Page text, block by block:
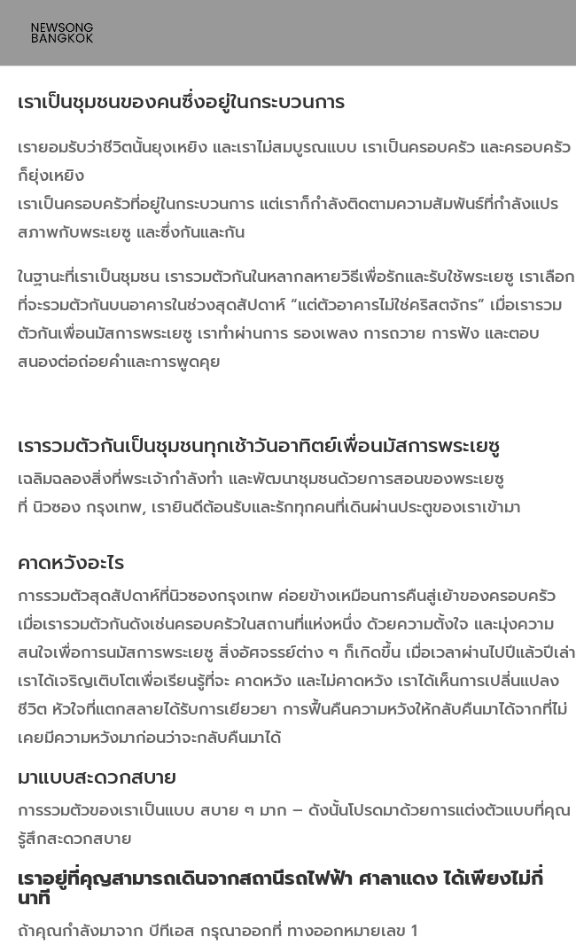
เราเป็นชุมชนของคนซึ่งอยู่ในกระบวนการ
เรายอมรับว่าชีวิตนั้นยุงเหยิง และเราไม่สมบูรณแบบ เราเป็นครอบครัว และครอบครัว
ก็ยุ่งเหยิง
เราเป็นครอบครัวที่อยู่ในกระบวนการ แต่เราก็กำลังติดตามความสัมพันธ์ที่กำลังแปร
สภาพกับพระเยซู และซึ่งกันและกัน
ในฐานะที่เราเป็นชุมชน เรารวมตัวกันในหลากลหายวิธีเพื่อรักและรับใช้พระเยซู เราเลือก
ที่จะรวมตัวกันบนอาคารในช่วงสุดสัปดาห์ “แต่ตัวอาคารไม่ใช่คริสตจักร” เมื่อเรารวม
ตัวกันเพื่อนมัสการพระเยซู เราทำผ่านการ รองเพลง การถวาย การฟัง และตอบ
สนองต่อถ่อยคำและการพูดคุย
เรารวมตัวกันเป็นชุมชนทุกเช้าวันอาทิตย์เพื่อนมัสการพระเยซู
เฉลิมฉลองสิ่งที่พระเจ้ากำลังทำ และพัฒนาชุมชนด้วยการสอนของพระเยซู
ที่ นิวซอง กรุงเทพ, เรายินดีต้อนรับและรักทุกคนที่เดินผ่านประตูของเราเข้ามา
คาดหวังอะไร
การรวมตัวสุดสัปดาห์ที่นิวซองกรุงเทพ ค่อยข้างเหมือนการคืนสู่เย้าของครอบครัว
เมื่อเรารวมตัวกันดังเช่นครอบครัวในสถานที่แห่งหนึ่ง ดัวยความตั้งใจ และมุ่งความ
สนใจเพื่อการนมัสการพระเยซู สิ่งอัศจรรย์ต่าง ๆ ก็เกิดขึ้น เมื่อเวลาผ่านไปปีแล้วปีเล่า
เราได้เจริญเติบโตเพื่อเรียนรู้ที่จะ คาดหวัง และไม่คาดหวัง เราได้เห็นการเปลี่นแปลง
ชีวิต หัวใจที่แตกสลายได้รับการเยียวยา การฟื้นคืนความหวังให้กลับคืนมาได้จากที่ไม่
เคยมีความหวังมาก่อนว่าจะกลับคืนมาได้
มาแบบสะดวกสบาย
การรวมตัวของเราเป็นแบบ สบาย ๆ มาก – ดังนั้นโปรดมาด้วยการแต่งตัวแบบที่คุณ
รู้สึกสะดวกสบาย
เราอยู่ที่คุญสามารถเดินจากสถานีรถไฟฟ้า ศาลาแดง ได้เพียงไม่กี่
นาที
ถ้าคุณกำลังมาจาก บีทีเอส กรุณาออกที่ ทางออกหมายเลข 1